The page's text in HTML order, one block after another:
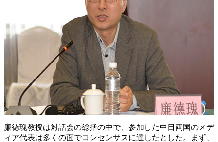
廉徳瑰教授は対話会の総括の中で、参加した中日両国のメデ
ィア代表は多くの面でコンセンサスに達したとした。まず、